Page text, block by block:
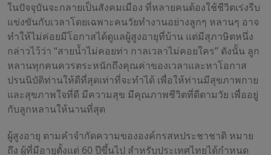
ในปัจจุบันจะกลายเป็นสังคมเมือง ที่หลายคนต้องใช้ชีวิตเร่งรีบ
แข่งขันกับเวลาโดยเฉพาะคนวัยทำงานอย่างลูกๆ หลานๆ อาจ
ทำให้ไม่ค่อยมีโอกาสได้ดูแลผู้สูงอายุที่บ้าน แต่มีสุภาษิตหนึ่ง
กล่าวไว้ว่า “สายน้ำไม่คอยท่า กาลเวลาไม่คอยใคร” ดังนั้น ลูก
หลานทุกคนควรตระหนักถึงคุณค่าของเวลาและหาโอกาส
ปรนนิบัติท่านให้ดีที่สุดเท่าที่จะทำได้ เพื่อให้ท่านมีสุขภาพกาย
และสุขภาพใจที่ดี มีความสุข มีคุณภาพชีวิตที่ดีตามวัย เพื่ออยู่
กับลูกหลานให้นานที่สุด
ผู้สูงอายุ ตามคำจำกัดความขององค์กรสหประชาชาติ หมาย
ถึง ผู้ที่มีอายุตั้งแต่ 60 ปีขึ้นไป สำหรับประเทศไทยได้กำหนด